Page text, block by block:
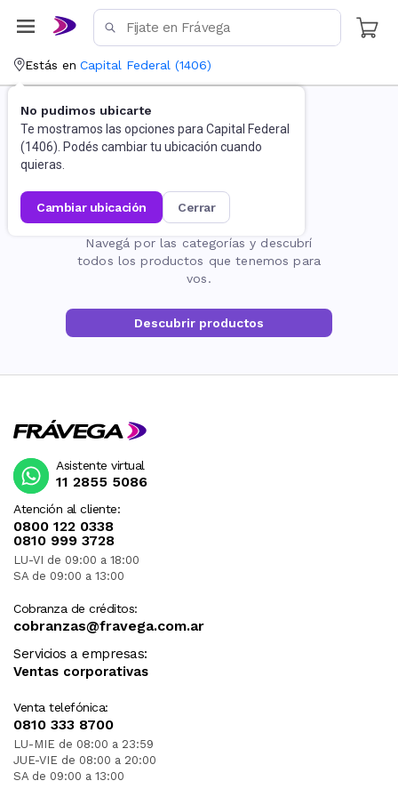
Estás en Capital Federal (1406)
No pudimos ubicarte
Te mostramos las opciones para Capital Federal
(1406). Podés cambiar tu ubicación cuando
quieras.
cambiar ubicación cerrar
La página no existe
Navegá por las categorías y descubrí
todos los productos que tenemos para
vos.
Descubrir productos
Atención al cliente:
0800 122 0338
0810 999 3728
LU-VI de 09:00 a 18:00
SA de 09:00 a 13:00
Cobranza de créditos:
cobranzas@fravega.com.ar
Servicios a empresas:
Ventas corporativas
Venta telefónica:
0810 333 8700
LU-MIE de 08:00 a 23:59
JUE-VIE de 08:00 a 20:00
SA de 09:00 a 13:00
Asistente virtual
11 2855 5086